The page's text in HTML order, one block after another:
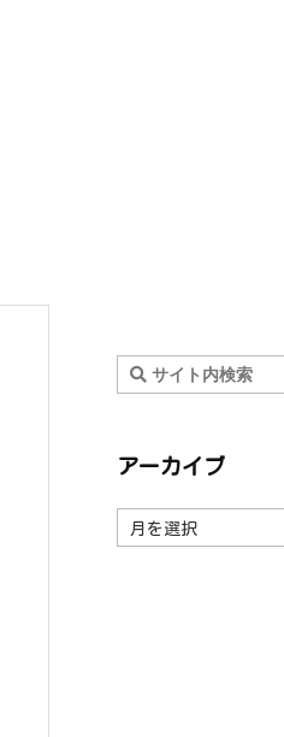
アーカイブ
ー